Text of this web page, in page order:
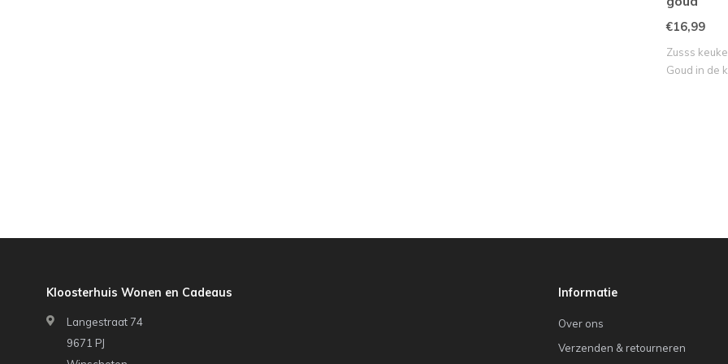
€16,99
Zusss
Goud in de
Kloosterhuis Wonen en Cadeaus
Langestraat 74
9671 PJ
Informatie
Over ons
Verzenden & retourneren